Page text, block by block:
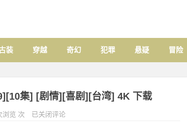
装 穿越 奇幻 犯罪 悬疑 冒险
集] [剧情][喜剧][台湾] 4K 下载
浏览 次 已关闭评论